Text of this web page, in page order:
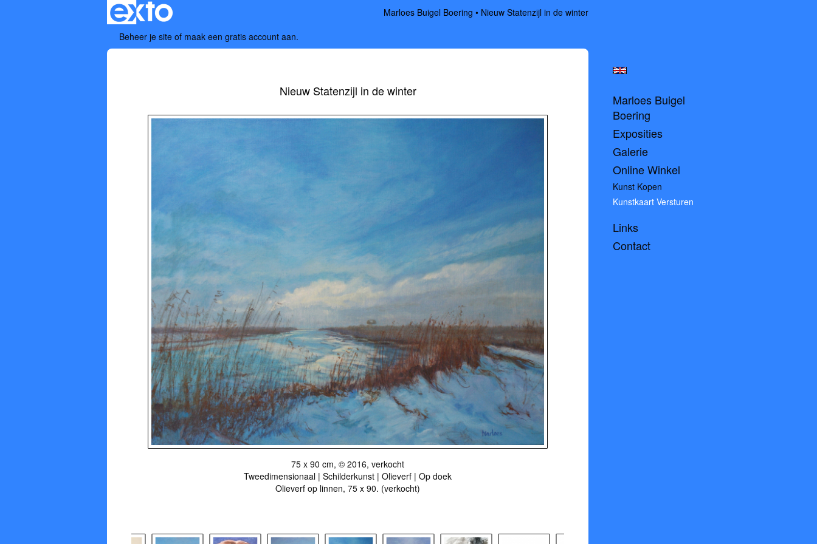
Marloes Buigel Boering
Nieuw Statenzijl in de winter
Beheer je site of maak een gratis account aan.
Nieuw Statenzijl in de winter
75 x 90 cm, © 2016, verkocht
Tweedimensionaal | Schilderkunst | Olieverf | Op doek
Olieverf op linnen, 75 x 90. (verkocht)
Marloes Buigel
Boering
Exposities
Galerie
Online Winkel
Kunst Kopen
Kunstkaart Versturen
Links
Contact